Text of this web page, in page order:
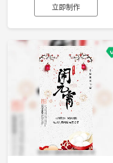
立即制作